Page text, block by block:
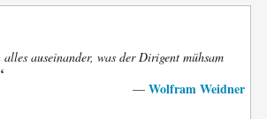
auseinander, was der Dirigent mühsam
— Wolfram Weidner